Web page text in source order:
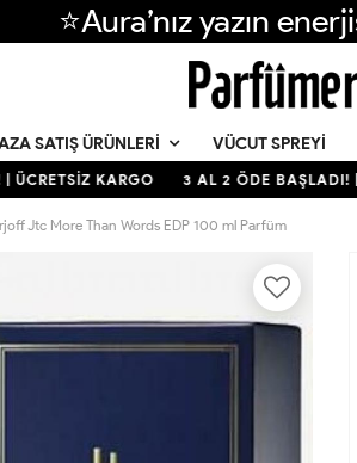
⭐Aura’nız yazın
SATIŞ ÜRÜNLERI VÜCUT SPREYI
KARGO 3 AL 2 ÖDE BAŞLADI! |
Jtc More Than Words EDP 100 ml Parfüm